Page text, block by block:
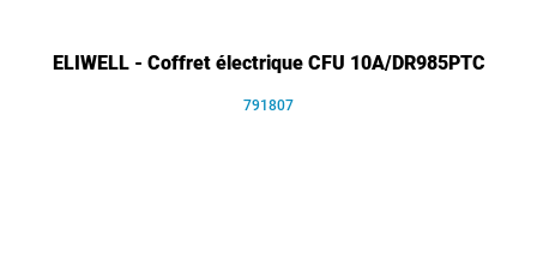
ELIWELL - Coffret électrique CFU 10A/DR985PTC
791807